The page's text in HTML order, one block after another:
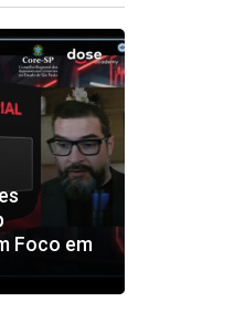
Foco em